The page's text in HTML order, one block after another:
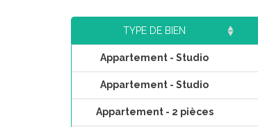
TYPE DE BIEN
Appartement - Studio
Appartement - Studio
Appartement - 2 pièces